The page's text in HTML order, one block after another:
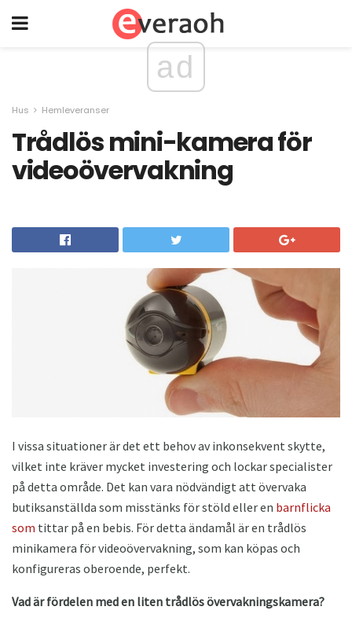
ad
Hus Hemleveranser
Trådlös mini-kamera för
videoövervakning
I vissa situationer är det ett behov av inkonsekvent skytte,
vilket inte kräver mycket investering och lockar specialister
på detta område. Det kan vara nödvändigt att övervaka
butiksanställda som misstänks för stöld eller en barnflicka
som tittar på en bebis. För detta ändamål är en trådlös
minikamera för videoövervakning, som kan köpas och
konfigureras oberoende, perfekt.
Vad är fördelen med en liten trådlös övervakningskamera?